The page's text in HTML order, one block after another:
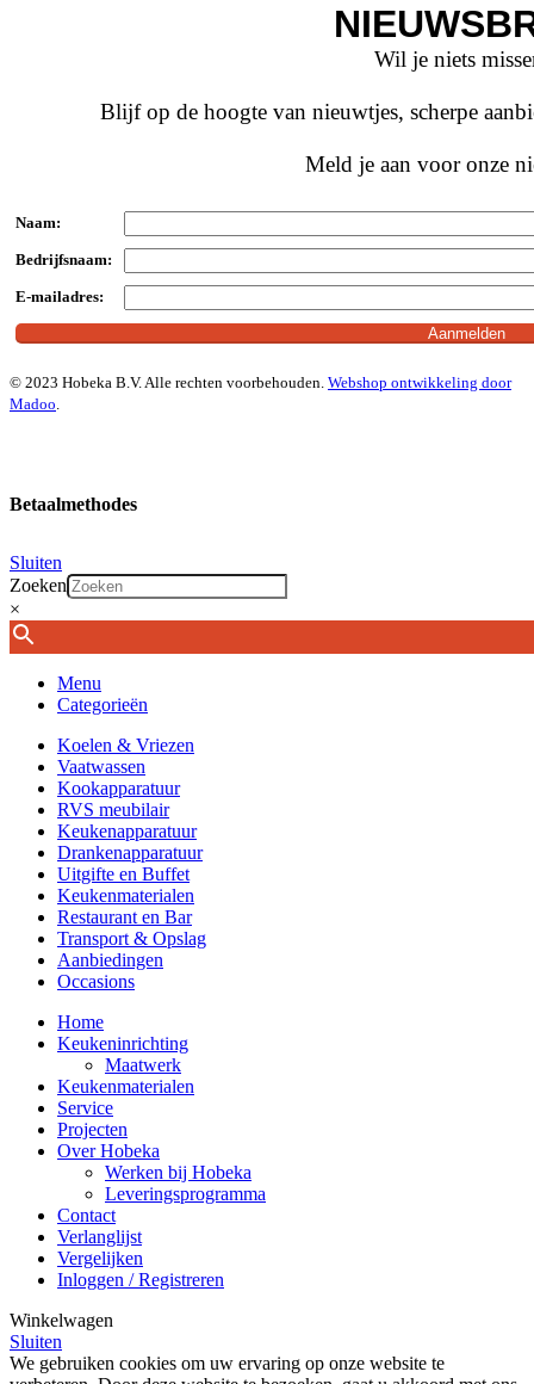
Wil je niets
Blijf op de hoogte van nieuwtjes, scherpe
Meld je aan voor onze
Naam:
Bedrijfsnaam:
E-mailadres:
© 2023 Hobeka B.V. Alle rechten voorbehouden. Webshop ontwikkeling door
Madoo
Betaalmethodes
Sluiten
Zoeken
×
Menu
Categorieën
Koelen & Vriezen
Vaatwassen
Kookapparatuur
RVS meubilair
Keukenapparatuur
Drankenapparatuur
Uitgifte en Buffet
Keukenmaterialen
Restaurant en Bar
Transport & Opslag
Aanbiedingen
Occasions
Home
Keukeninrichting
Maatwerk
Keukenmaterialen
Service
Projecten
Over Hobeka
Werken bij Hobeka
Leveringsprogramma
Contact
Verlanglijst
Vergelijken
Inloggen / Registreren
Winkelwagen
Sluiten
We gebruiken cookies om uw ervaring op onze website te